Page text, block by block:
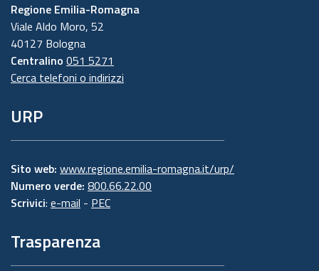
Regione Emilia-Romagna
Viale Aldo Moro, 52
40127 Bologna
Centralino 051 5271
Cerca telefoni o indirizzi
URP
Sito web: www.regione.emilia-romagna.it/urp/
Numero verde: 800.66.22.00
Scrivici: e-mail - PEC
Trasparenza